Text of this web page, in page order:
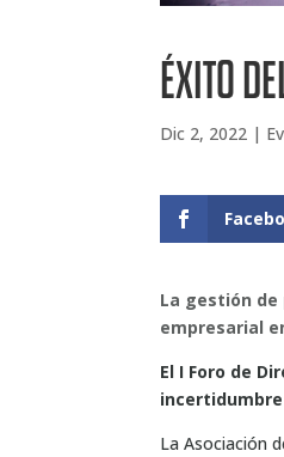
ÉXITO
Dic 2, 2022 |
La gestión
empresarial
El I Foro de
La Asociación